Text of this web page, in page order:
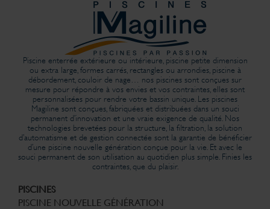
Piscine enterrée extérieure ou intérieure, piscine petite dimension
ou extra large, formes carrés, rectangles ou arrondies, piscine à
débordement, couloir de nage… nos piscines sont conçues sur
mesure pour répondre à vos envies et vos contraintes, elles sont
personnalisées pour rendre votre bassin unique. Les piscines
Magiline sont conçues, fabriquées et distribuées dans un souci
permanent d’innovation et une vraie exigence de qualité. Nos
technologies brevetées pour la structure, la filtration, la solution
d’automatisme et de gestion connectée sont la garantie de bénéficier
d’une piscine nouvelle génération conçue pour la vie. Et avec le
souci permanent de son utilisation au quotidien plus simple. Finies les
contraintes, que du plaisir.
PISCINES
PISCINE NOUVELLE GÉNÉRATION